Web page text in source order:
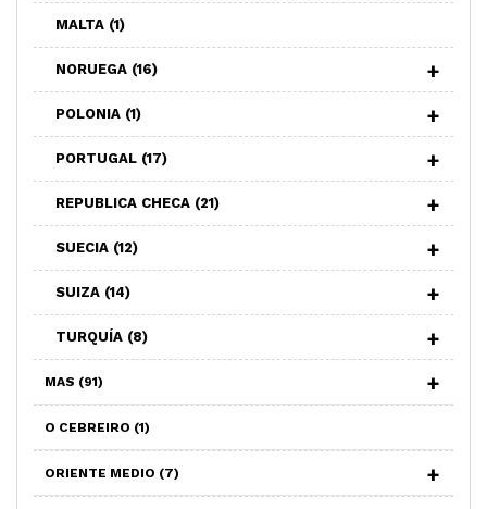
MALTA (1)
NORUEGA (16)
POLONIA (1)
PORTUGAL (17)
REPUBLICA CHECA (21)
SUECIA (12)
SUIZA (14)
TURQUÍA (8)
MAS (91)
O CEBREIRO (1)
ORIENTE MEDIO (7)